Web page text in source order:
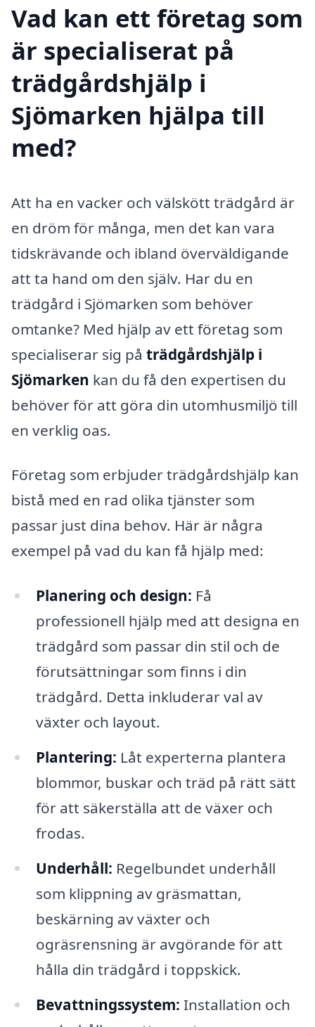
Vad kan ett företag som
är specialiserat på
trädgårdshjälp i
Sjömarken hjälpa till
med?
Att ha en vacker och välskött trädgård är
en dröm för många, men det kan vara
tidskrävande och ibland överväldigande
att ta hand om den själv. Har du en
trädgård i Sjömarken som behöver
omtanke? Med hjälp av ett företag som
specialiserar sig på trädgårdshjälp i
Sjömarken kan du få den expertisen du
behöver för att göra din utomhusmiljö till
en verklig oas.
Företag som erbjuder trädgårdshjälp kan
bistå med en rad olika tjänster som
passar just dina behov. Här är några
exempel på vad du kan få hjälp med:
Planering och design: Få
professionell hjälp med att designa en
trädgård som passar din stil och de
förutsättningar som finns i din
trädgård. Detta inkluderar val av
växter och layout.
Plantering: Låt experterna plantera
blommor, buskar och träd på rätt sätt
för att säkerställa att de växer och
frodas.
Underhåll: Regelbundet underhåll
som klippning av gräsmattan,
beskärning av växter och
ogräsrensning är avgörande för att
hålla din trädgård i toppskick.
Bevattningssystem: Installation och